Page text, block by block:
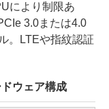
により制限あ
3.0または4.0
。LTEや指紋認証
ウェア構成